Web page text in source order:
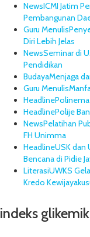
NewsICMI Jatim
Pembangunan
Guru Menulis
Diri Lebih Jelas
NewsSeminar di
Pendidikan
BudayaMenjaga
Guru Menulis
HeadlinePolinema
HeadlinePolije
NewsPelatihan
FH Unimma
HeadlineUSK dan
Bencana di Pidie
LiterasiUWKS
Kredo
indeks glikemik